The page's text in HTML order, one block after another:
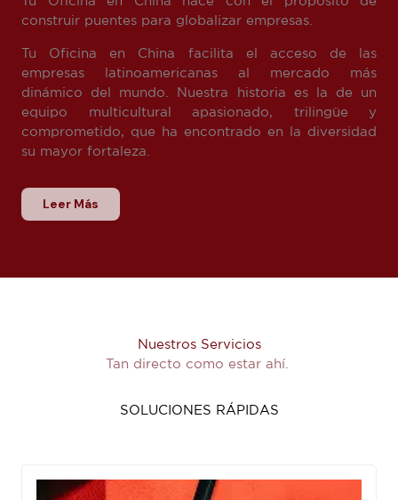
construir puentes para globalizar empresas.
Tu Oficina en China facilita el acceso de las
empresas latinoamericanas al mercado más
dinámico del mundo. Nuestra historia es la de un
equipo multicultural apasionado, trilingüe y
comprometido, que ha encontrado en la diversidad
su mayor fortaleza.
Leer Más
Nuestros Servicios
Tan directo como estar ahí.
SOLUCIONES RÁPIDAS